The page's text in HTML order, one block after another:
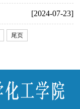
[2024-07-23]
尾页